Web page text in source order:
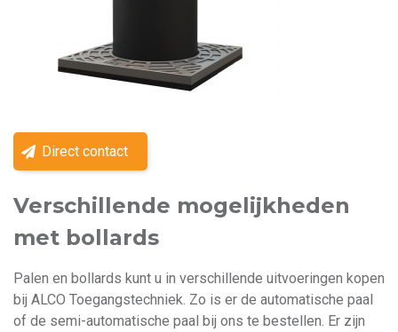
Direct contact
Verschillende mogelijkheden
met bollards
Palen en bollards kunt u in verschillende uitvoeringen kopen
bij ALCO Toegangstechniek. Zo is er de automatische paal
of de semi-automatische paal bij ons te bestellen. Er zijn